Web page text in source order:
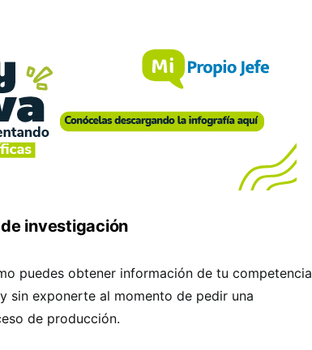
investigación
puedes obtener información de tu competencia
sin exponerte al momento de pedir una
de producción.